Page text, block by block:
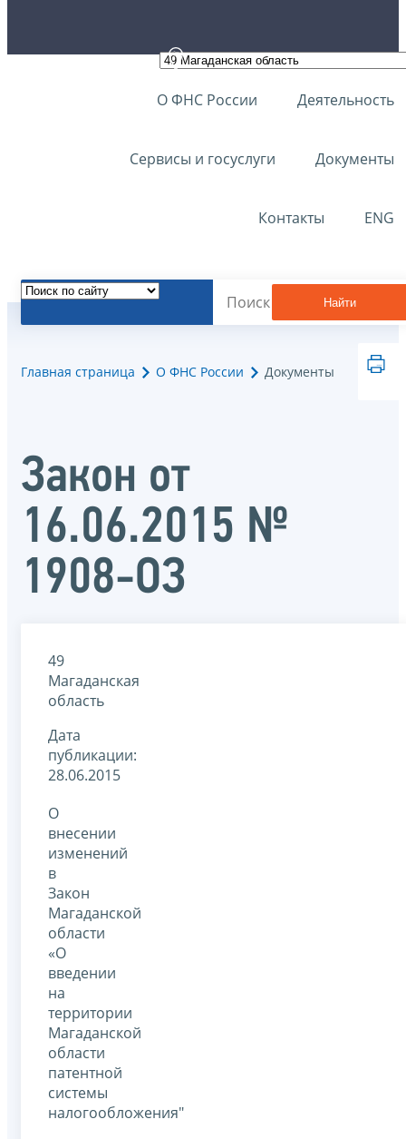
О ФНС России Деятельность
Сервисы и госуслуги Документы
Контакты ENG
Найти
Главная страница О ФНС России Документы
Закон от
16.06.2015 №
1908-ОЗ
49
Магаданская
область
Дата
публикации:
28.06.2015
О
внесении
изменений
в
Закон
Магаданской
области
«О
введении
на
территории
Магаданской
области
патентной
системы
налогообложения"